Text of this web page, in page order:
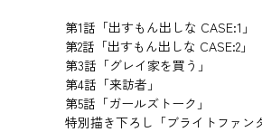
第1話「出すもん出しな CASE:1」
第2話「出すもん出しな CASE:2」
第3話「グレイ家を買う」
第4話「来訪者」
第5話「ガールズトーク」
特別描き下ろし「ブライトファン